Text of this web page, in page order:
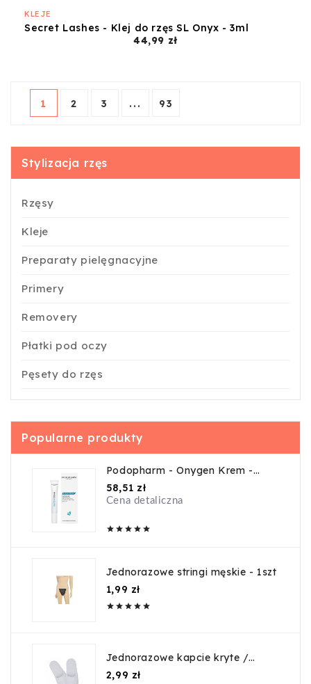
KLEJE
Secret Lashes - Klej do rzęs SL Onyx - 3ml
44,99 złCena
1 2 3 ... 93
Stylizacja rzęs
Rzęsy
Kleje
Preparaty pielęgnacyjne
Primery
Removery
Płatki pod oczy
Pęsety do rzęs
Popularne produkty
Podopharm - Onygen Krem -
20ml
58,51 złCena
Cena detaliczna
    
Jednorazowe stringi męskie - 1szt
1,99 zł
    
Jednorazowe kapcie kryte /
guma
2,99 zł